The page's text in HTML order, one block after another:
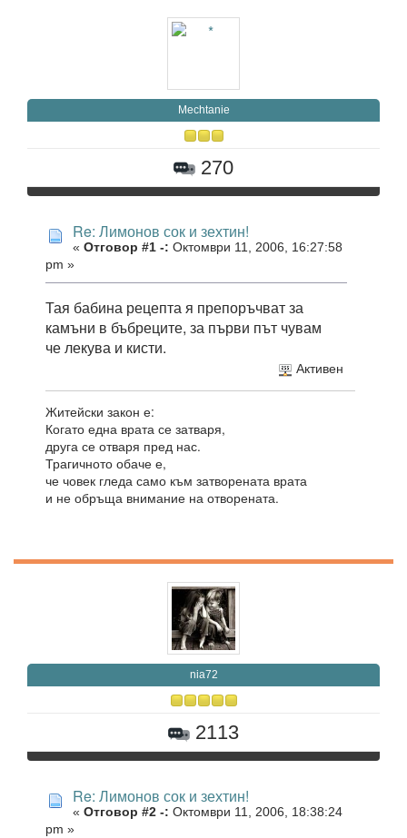
Mechtanie
270
Re: Лимонов сок и зехтин!
« Отговор #1 -: Октомври 11, 2006, 16:27:58
pm »
Тая бабина рецепта я препоръчват за
камъни в бъбреците, за първи път чувам
че лекува и кисти.
Активен
Житейски закон е:
Когато една врата се затваря,
друга се отваря пред нас.
Трагичното обаче е,
че човек гледа само към затворената врата
и не обръща внимание на отворената.
nia72
2113
Re: Лимонов сок и зехтин!
« Отговор #2 -: Октомври 11, 2006, 18:38:24
pm »